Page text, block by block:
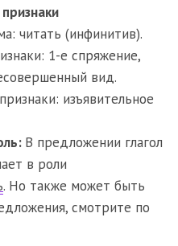
читать (инфинитив).
1-е спряжение,
вид.
изъявительное
В предложении глагол
в роли
. Но также может быть
смотрите по